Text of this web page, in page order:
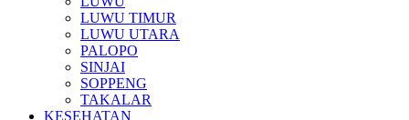
LUWU TIMUR
LUWU UTARA
PALOPO
SINJAI
SOPPENG
TAKALAR
KESEHATAN